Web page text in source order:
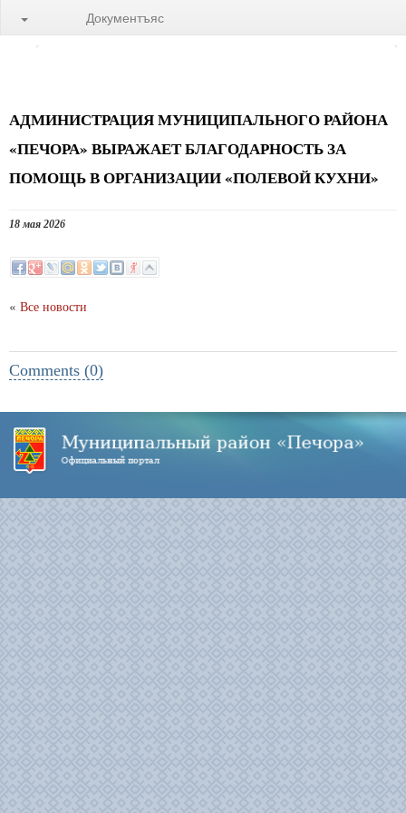
Документъяс
АДМИНИСТРАЦИЯ МУНИЦИПАЛЬНОГО РАЙОНА
«ПЕЧОРА» ВЫРАЖАЕТ БЛАГОДАРНОСТЬ ЗА
ПОМОЩЬ В ОРГАНИЗАЦИИ «ПОЛЕВОЙ КУХНИ»
18 мая 2026
« Все новости
Comments (0)